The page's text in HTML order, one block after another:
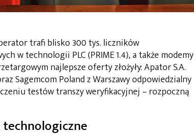
trafi blisko 300 tys. liczników
w technologii PLC (PRIME 1.4), a także modemy
najlepsze oferty złożyły: Apator S.A.
Sagemcom Poland z Warszawy odpowiedzialny
testów transzy weryfikacyjnej – rozpoczną